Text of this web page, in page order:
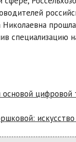
специализацию